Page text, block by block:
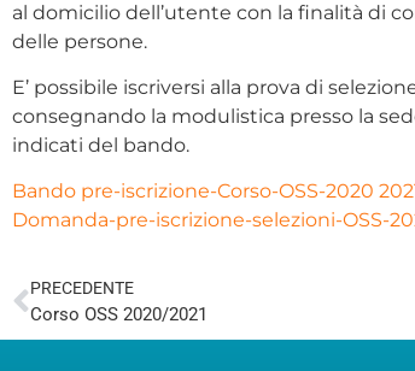
al domicilio dell’utente con la finalità di
delle persone.
E’ possibile iscriversi alla prova di
consegnando la modulistica presso la
indicati del bando.
Bando pre-iscrizione-Corso-OSS-2020
Domanda-pre-iscrizione-selezioni-OSS-
PRECEDENTE
Corso OSS 2020/2021